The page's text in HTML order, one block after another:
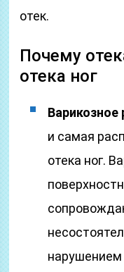
отек.
Почему
отека ног
Варикозное
и самая
отека ног.
нарушением